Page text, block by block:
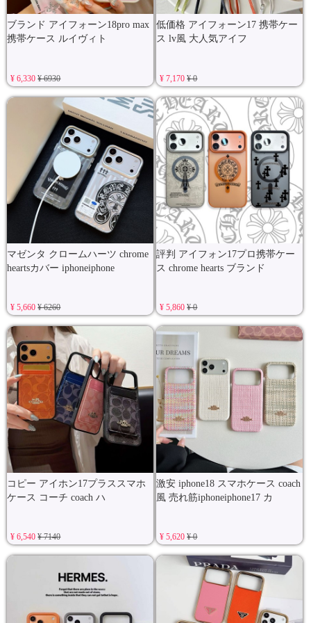
ブランド アイフォーン18pro max
携帯ケース ルイヴィト
¥ 6,330¥ 6930
低価格 アイフォーン17 携帯ケー
ス lv風 大人気アイフ
¥ 7,170¥ 0
マゼンタ クロームハーツ chrome
heartsカバー iphoneiphone
¥ 5,660¥ 6260
評判 アイフォン17プロ携帯ケー
ス chrome hearts ブランド
¥ 5,860¥ 0
コピー アイホン17プラススマホ
ケース コーチ coach ハ
¥ 6,540¥ 7140
激安 iphone18 スマホケース coach
風 売れ筋iphoneiphone17 カ
¥ 5,620¥ 0